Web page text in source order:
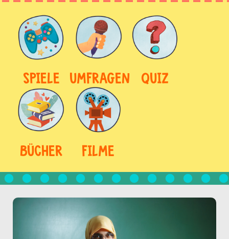
SPIELE UMFRAGEN QUIZ
BÜCHER FILME